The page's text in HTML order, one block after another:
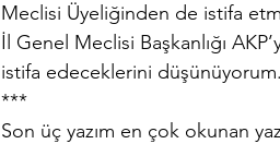
Meclisi Üyeliğinden de istifa
İl Genel Meclisi Başkanlığı
istifa edeceklerini düşünüyorum.
***
Son üç yazım en çok okunan